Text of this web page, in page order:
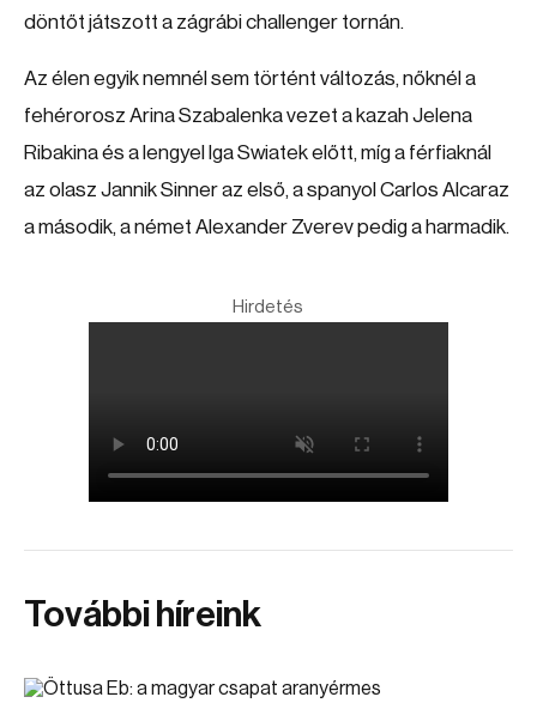
döntőt játszott a zágrábi challenger tornán.
Az élen egyik nemnél sem történt változás, nőknél a
fehérorosz Arina Szabalenka vezet a kazah Jelena
Ribakina és a lengyel Iga Swiatek előtt, míg a férfiaknál
az olasz Jannik Sinner az első, a spanyol Carlos Alcaraz
a második, a német Alexander Zverev pedig a harmadik.
Hirdetés
További híreink